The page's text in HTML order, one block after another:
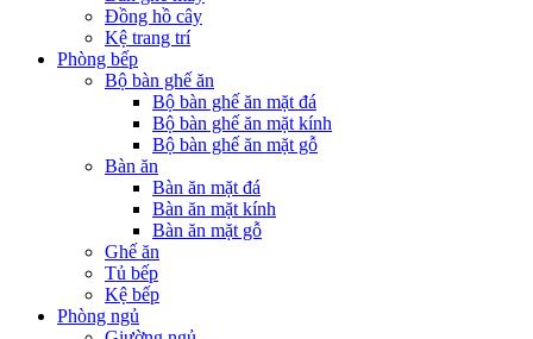
Đồng hồ cây
Kệ trang trí
Phòng bếp
Bộ bàn ghế ăn
Bộ bàn ghế ăn mặt đá
Bộ bàn ghế ăn mặt kính
Bộ bàn ghế ăn mặt gỗ
Bàn ăn
Bàn ăn mặt đá
Bàn ăn mặt kính
Bàn ăn mặt gỗ
Ghế ăn
Tủ bếp
Kệ bếp
Phòng ngủ